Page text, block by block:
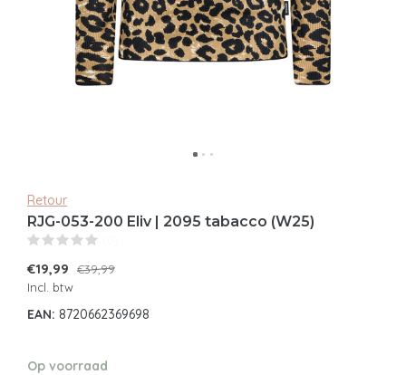
Retour
RJG-053-200 Eliv | 2095 tabacco (W25)
€19,99
€39,99
Incl. btw
EAN: 8720662369698
Op voorraad